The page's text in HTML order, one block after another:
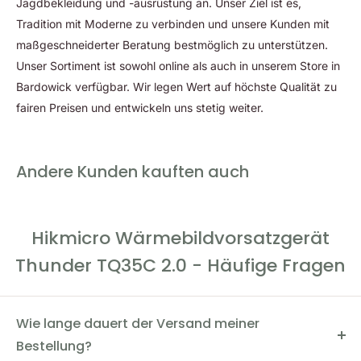
Abgesehen von technischen Fortschritten, glänzt die neue
Thunder 2.0 Reihe durch ergonomische
Designverbesserungen. Beim HIKMICRO Thunder TQ35C 2.0
wurde ein präziser Drehknopf eingeführt, der einen
ungenauen Ring ersetzt, wodurch die Fokussierung verfeinert
wird und ein optimales Benutzererlebnis entsteht.
Ansitzen oder der Pirschjagd. HIKMICRO hat in
Langlebigkeit des HIKMICRO Thunder TQ35C 2.0 erhöht.
Vereinfachte Montage Der bisherige Reduzierring wurde
Hersteller kompatibel ist.
Tradition mit Moderne zu verbinden und unsere Kunden mit
maßgeschneiderter Beratung bestmöglich zu unterstützen.
Unser Sortiment ist sowohl online als auch in unserem Store in
Bardowick verfügbar. Wir legen Wert auf höchste Qualität zu
fairen Preisen und entwickeln uns stetig weiter.
Andere Kunden kauften auch
Hikmicro Wärmebildvorsatzgerät
Thunder TQ35C 2.0 - Häufige Fragen
Wie lange dauert der Versand meiner
Bestellung?